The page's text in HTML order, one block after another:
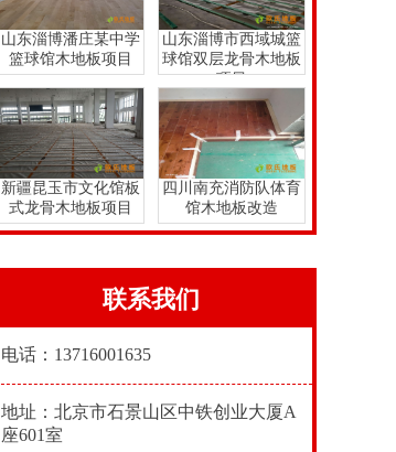
山东淄博潘庄某中学
篮球馆木地板项目
山东淄博市西域城篮
球馆双层龙骨木地板
项目
新疆昆玉市文化馆板
式龙骨木地板项目
四川南充消防队体育
馆木地板改造
联系我们
电话：13716001635
地址：北京市石景山区中铁创业大厦A
座601室